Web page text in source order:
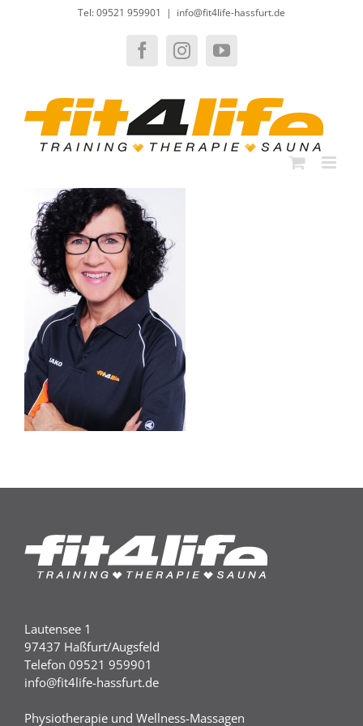
Tel: 09521 959901 | info@fit4life-hassfurt.de
FacebookInstagramYouTube
Lautensee 1
97437 Haßfurt/Augsfeld
Telefon 09521 959901
info@fit4life-hassfurt.de
Physiotherapie und Wellness-Massagen